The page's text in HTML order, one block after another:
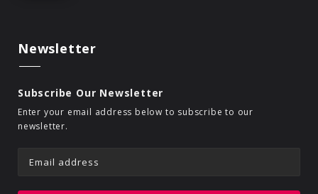
Newsletter
Subscribe Our Newsletter
Enter your email address below to subscribe to our
newsletter.